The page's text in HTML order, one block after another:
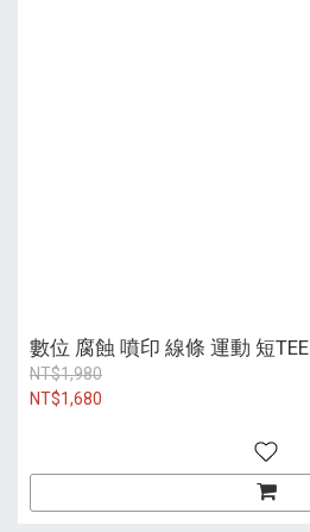
數位 腐蝕 噴印 線條 運動 短TEE
NT$1,980
NT$1,680